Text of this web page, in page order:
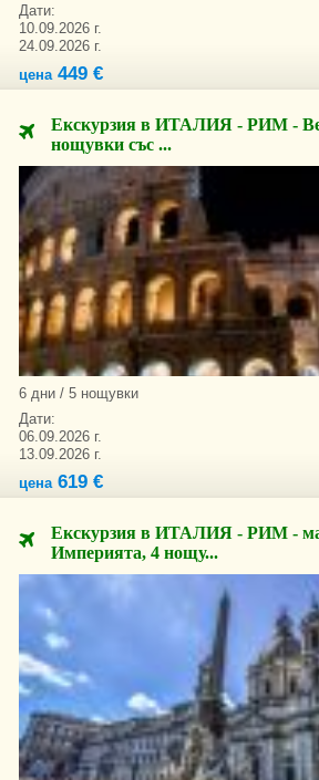
Дати:
10.09.2026 г.
24.09.2026 г.
цена 449 €
Екскурзия в ИТАЛИЯ - РИМ -
нощувки със ...
6 дни / 5 нощувки
Дати:
06.09.2026 г.
13.09.2026 г.
цена 619 €
Екскурзия в ИТАЛИЯ - РИМ -
Империята, 4 нощу...